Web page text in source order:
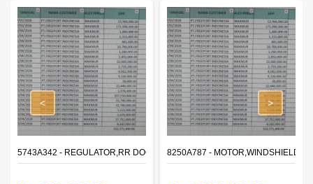
WINDOW,LH
5743A342 - REGULATOR,RR DOOR WINDOW,RH8250A787 - MOTOR,WINDSHIELD
< >